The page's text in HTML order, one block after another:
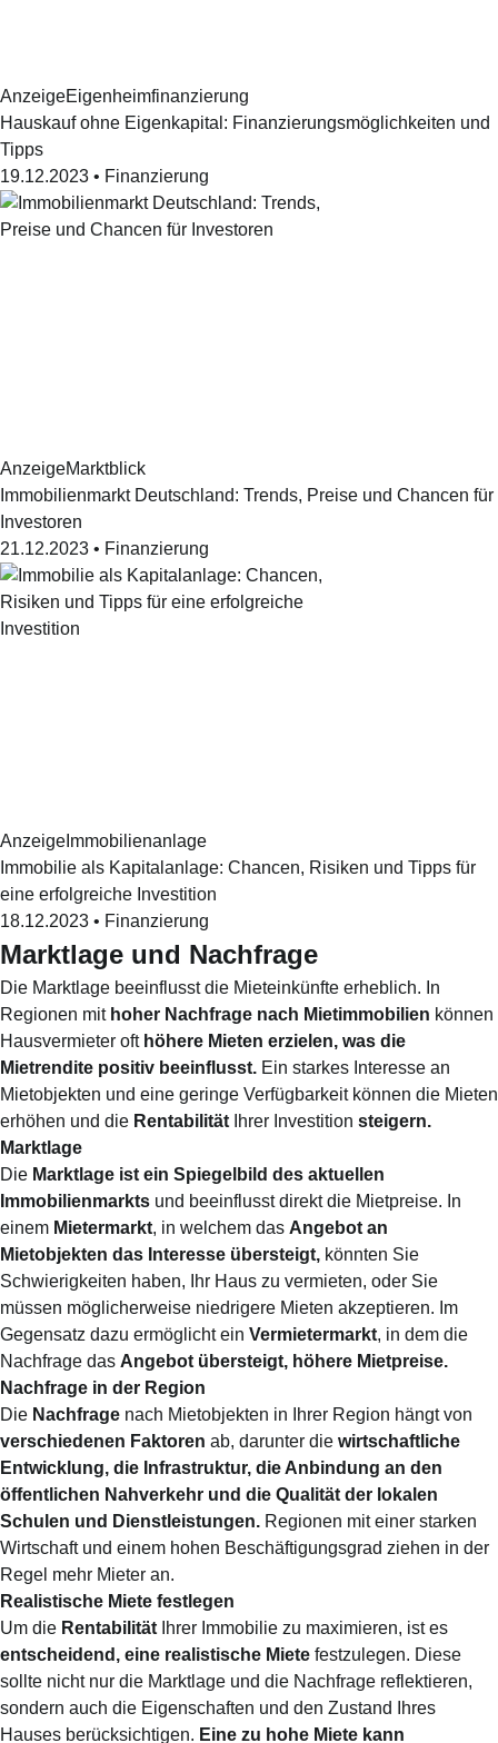
AnzeigeEigenheimfinanzierung
Hauskauf ohne Eigenkapital: Finanzierungsmöglichkeiten und
Tipps
19.12.2023 • Finanzierung
AnzeigeMarktblick
Immobilienmarkt Deutschland: Trends, Preise und Chancen für
Investoren
21.12.2023 • Finanzierung
Anzeige Immobilienanlage
Immobilie als Kapitalanlage: Chancen, Risiken und Tipps für
eine erfolgreiche Investition
18.12.2023 • Finanzierung
Marktlage und Nachfrage
Die Marktlage beeinflusst die Mieteinkünfte erheblich. In
Regionen mit hoher Nachfrage nach Mietimmobilien können
Hausvermieter oft höhere Mieten erzielen, was die
Mietrendite positiv beeinflusst. Ein starkes Interesse an
Mietobjekten und eine geringe Verfügbarkeit können die Mieten
erhöhen und die Rentabilität Ihrer Investition steigern.
Marktlage
Die Marktlage ist ein Spiegelbild des aktuellen
Immobilienmarkts und beeinflusst direkt die Mietpreise. In
einem Mietermarkt, in welchem das Angebot an
Mietobjekten das Interesse übersteigt, könnten Sie
Schwierigkeiten haben, Ihr Haus zu vermieten, oder Sie
müssen möglicherweise niedrigere Mieten akzeptieren. Im
Gegensatz dazu ermöglicht ein Vermietermarkt, in dem die
Nachfrage das Angebot übersteigt, höhere Mietpreise.
Nachfrage in der Region
Die Nachfrage nach Mietobjekten in Ihrer Region hängt von
verschiedenen Faktoren ab, darunter die wirtschaftliche
Entwicklung, die Infrastruktur, die Anbindung an den
öffentlichen Nahverkehr und die Qualität der lokalen
Schulen und Dienstleistungen. Regionen mit einer starken
Wirtschaft und einem hohen Beschäftigungsgrad ziehen in der
Regel mehr Mieter an.
Realistische Miete festlegen
Um die Rentabilität Ihrer Immobilie zu maximieren, ist es
entscheidend, eine realistische Miete festzulegen. Diese
sollte nicht nur die Marktlage und die Nachfrage reflektieren,
sondern auch die Eigenschaften und den Zustand Ihres
Hauses berücksichtigen. Eine zu hohe Miete kann